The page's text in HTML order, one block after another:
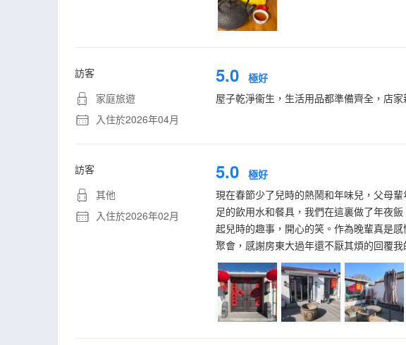
訪客
家庭旅遊
入住於2026年04月
5.0 極好
屋子乾淨衞生，生活用品都準備齊全，店
訪客
其他
入住於2026年02月
5.0 極好
現在春節少了兒時的熱鬧和年味兒，父母
足的飲用水和餐具，我們在這裏做了年夜
起兒時的趣事，開心的笑。作為晚輩真是
聚會，感謝房東大過年還不厭其煩的回覆我